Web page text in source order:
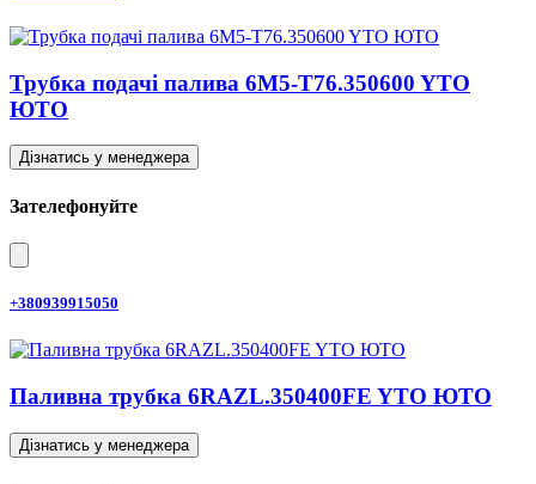
Трубка подачі палива 6M5-T76.350600 YTO
ЮТО
Дізнатись у менеджера
Зателефонуйте
+380939915050
Паливна трубка 6RAZL.350400FE YTO ЮТО
Дізнатись у менеджера